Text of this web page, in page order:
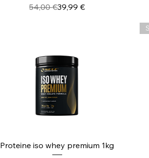
Prezzo regolare
54,00 €Prezzo scontato
39,99 €
Vista rapida
Proteine iso whey premium 1kg